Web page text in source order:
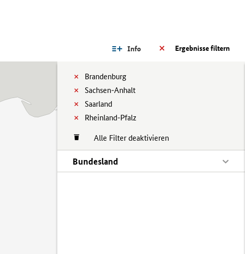
Ergebnisse filtern
Info
Brandenburg
Sachsen-Anhalt
Saarland
Rheinland-Pfalz
Alle Filter deaktivieren
Bundesland